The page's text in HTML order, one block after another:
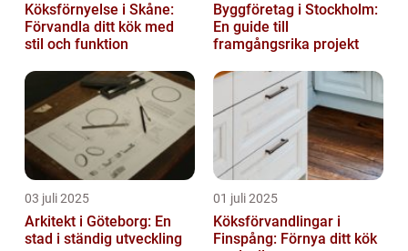
Köksförnyelse i Skåne:
Förvandla ditt kök med
stil och funktion
Byggföretag i Stockholm:
En guide till
framgångsrika projekt
03 juli 2025
Arkitekt i Göteborg: En
stad i ständig utveckling
01 juli 2025
Köksförvandlingar i
Finspång: Förnya ditt kök